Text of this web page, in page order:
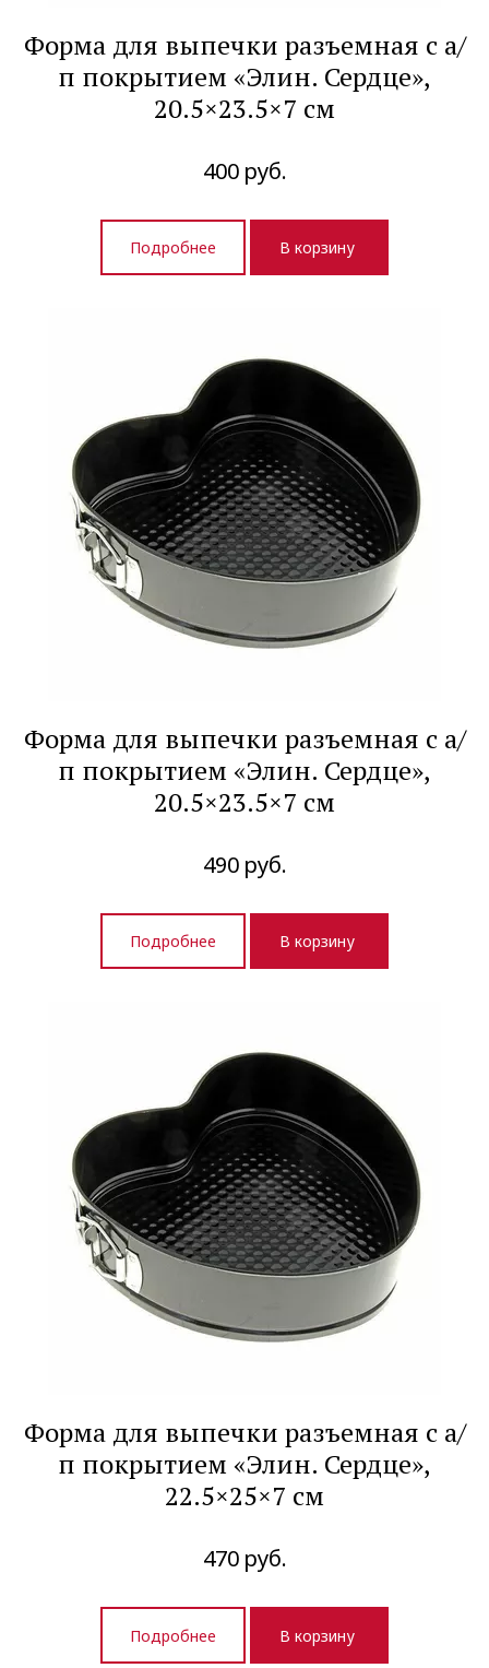
Форма для выпечки разъемная с а/
п покрытием «Элин. Сердце»,
20.5×23.5×7 см
400 руб.
Подробнее В корзину
Форма для выпечки разъемная с а/
п покрытием «Элин. Сердце»,
20.5×23.5×7 см
490 руб.
Подробнее В корзину
Форма для выпечки разъемная с а/
п покрытием «Элин. Сердце»,
22.5×25×7 см
470 руб.
Подробнее В корзину